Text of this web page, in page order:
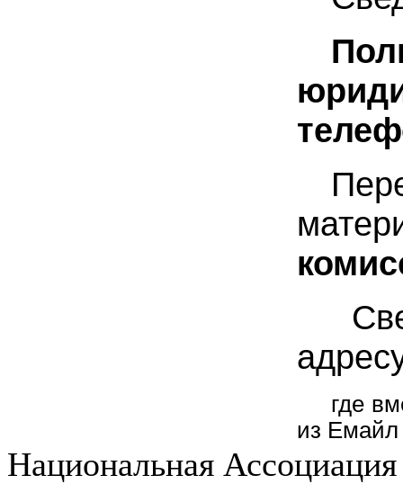
где
из Емайл
Национальная